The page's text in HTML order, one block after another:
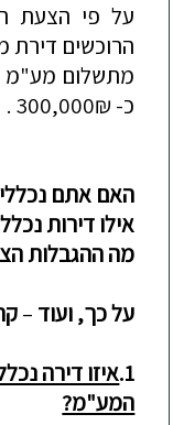
על פי הצעת
הרוכשים דירת
מתשלום מע"מ
כ- 300,000₪ .
האם אתם
אילו דירות
מה ההגבלות
על כך, ועוד –
1. איזו דירה
המע"מ?